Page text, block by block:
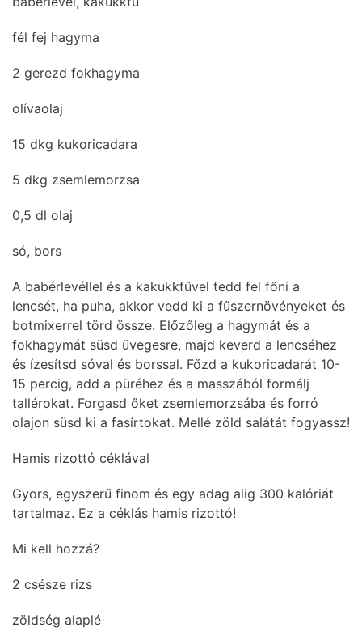
fél fej hagyma
2 gerezd fokhagyma
olívaolaj
15 dkg kukoricadara
5 dkg zsemlemorzsa
0,5 dl olaj
só, bors
A babérlevéllel és a kakukkfűvel tedd fel főni a
lencsét, ha puha, akkor vedd ki a fűszernövényeket és
botmixerrel törd össze. Előzőleg a hagymát és a
fokhagymát süsd üvegesre, majd keverd a lencséhez
és ízesítsd sóval és borssal. Főzd a kukoricadarát 10-
15 percig, add a püréhez és a masszából formálj
tallérokat. Forgasd őket zsemlemorzsába és forró
olajon süsd ki a fasírtokat. Mellé zöld salátát fogyassz!
Hamis rizottó céklával
Gyors, egyszerű finom és egy adag alig 300 kalóriát
tartalmaz. Ez a céklás hamis rizottó!
Mi kell hozzá?
2 csésze rizs
zöldség alaplé